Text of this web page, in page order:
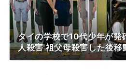
タイの学校で10代少年が発
人殺害 祖父母殺害した後移